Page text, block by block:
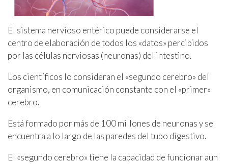
El sistema nervioso entérico puede considerarse el
centro de elaboración de todos los «datos» percibidos
por las células nerviosas (neuronas) del intestino.
Los científicos lo consideran el «segundo cerebro» del
organismo, en comunicación constante con el «primer»
cerebro.
Está formado por más de 100 millones de neuronas y se
encuentra a lo largo de las paredes del tubo digestivo.
El «segundo cerebro» tiene la capacidad de funcionar aun